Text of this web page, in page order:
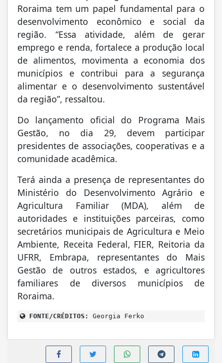
Roraima tem um papel fundamental para o
desenvolvimento econômico e social da
região. “Essa atividade, além de gerar
emprego e renda, fortalece a produção local
de alimentos, movimenta a economia dos
municípios e contribui para a segurança
alimentar e o desenvolvimento sustentável
da região”, ressaltou.
Do lançamento oficial do Programa Mais
Gestão, no dia 29, devem participar
presidentes de associações, cooperativas e a
comunidade acadêmica.
Terá ainda a presença de representantes do
Ministério do Desenvolvimento Agrário e
Agricultura Familiar (MDA), além de
autoridades e instituições parceiras, como
secretários municipais de Agricultura e Meio
Ambiente, Receita Federal, FIER, Reitoria da
UFRR, Embrapa, representantes do Mais
Gestão de outros estados, e agricultores
familiares de diversos municípios de
Roraima.
FONTE/CRÉDITOS: Georgia Ferko